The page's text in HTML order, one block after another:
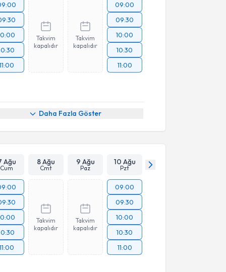
Takvim
kapalıdır
Takvim
kapalıdır
09:00
09:30
10:00
10:30
11:00
Daha Fazla Göster
Ağu
Cum
8 Ağu
Cmt
9 Ağu
Paz
10 Ağu
Pzt
Takvim
kapalıdır
Takvim
kapalıdır
09:00
09:30
10:00
10:30
11:00